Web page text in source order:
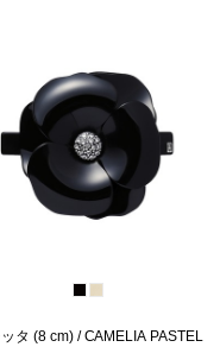
タ (8 cm) / CAMELIA PASTEL